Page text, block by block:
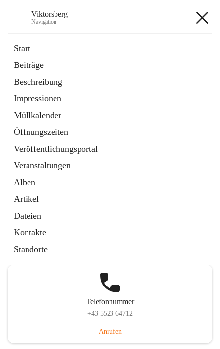
Viktorsberg
Navigation
Start
Beiträge
Beschreibung
Impressionen
Müllkalender
Öffnungszeiten
Veröffentlichungsportal
Veranstaltungen
Alben
Artikel
Dateien
Kontakte
Standorte
1 Schnellzugriff
Bürgerservice
10 Schnellzugriffe
Telefonnummer
+43 5523 64712
Anrufen